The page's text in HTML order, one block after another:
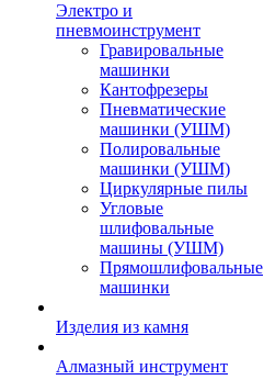
Электро и
пневмоинструмент
Гравировальные
машинки
Кантофрезеры
Пневматические
машинки (УШМ)
Полировальные
машинки (УШМ)
Циркулярные пилы
Угловые
шлифовальные
машины (УШМ)
Прямошлифовальные
машинки
Изделия из камня
Алмазный инструмент